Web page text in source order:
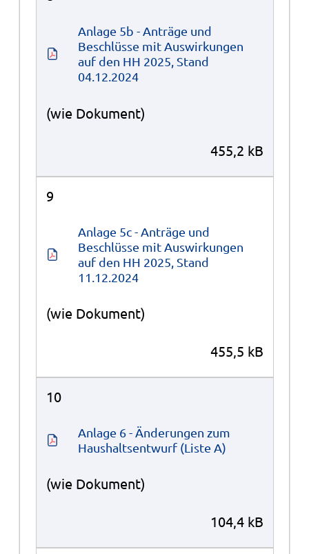
Anlage 5b - Anträge und
Beschlüsse mit Auswirkungen
auf den HH 2025, Stand
04.12.2024
(wie Dokument)
455,2 kB
9
Anlage 5c - Anträge und
Beschlüsse mit Auswirkungen
auf den HH 2025, Stand
11.12.2024
(wie Dokument)
455,5 kB
10
Anlage 6 - Änderungen zum
Haushaltsentwurf (Liste A)
(wie Dokument)
104,4 kB